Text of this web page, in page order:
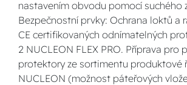
nastavením obvodu pomocí suchého
Bezpečnostní prvky: Ochrana loktů a
CE certifikovaných odnímatelných
2 NUCLEON FLEX PRO. Příprava pro
protektory ze sortimentu produktové
NUCLEON (možnost páteřových